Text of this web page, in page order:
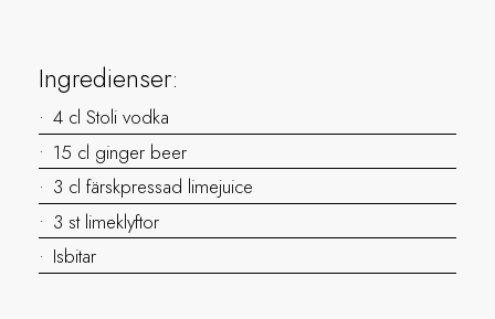
Ingredienser:
4 cl Stoli vodka
15 cl ginger beer
3 cl färskpressad limejuice
3 st limeklyftor
Isbitar